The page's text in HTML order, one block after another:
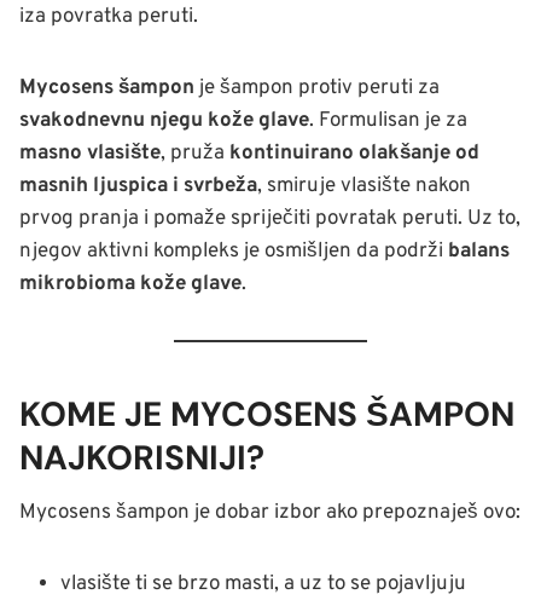
iza povratka peruti.
Mycosens šampon je šampon protiv peruti za
svakodnevnu njegu kože glave. Formulisan je za
masno vlasište, pruža kontinuirano olakšanje od
masnih ljuspica i svrbeža, smiruje vlasište nakon
prvog pranja i pomaže spriječiti povratak peruti. Uz to,
njegov aktivni kompleks je osmišljen da podrži balans
mikrobioma kože glave.
KOME JE MYCOSENS ŠAMPON
NAJKORISNIJI?
Mycosens šampon je dobar izbor ako prepoznaješ ovo:
vlasište ti se brzo masti, a uz to se pojavljuju